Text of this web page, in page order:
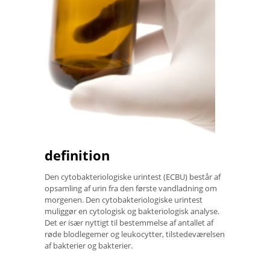
definition
Den cytobakteriologiske urintest (ECBU) består af
opsamling af urin fra den første vandladning om
morgenen. Den cytobakteriologiske urintest
muliggør en cytologisk og bakteriologisk analyse.
Det er især nyttigt til bestemmelse af antallet af
røde blodlegemer og leukocytter, tilstedeværelsen
af ​​bakterier og bakterier.